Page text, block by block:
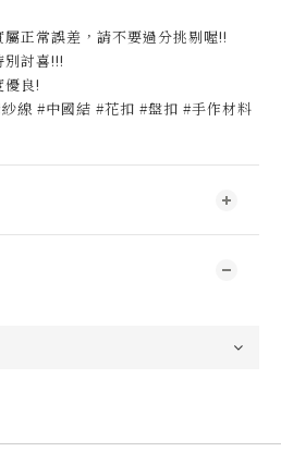
正常誤差，請不要過分挑剔喔!!
討喜!!!
良!
線 #中國結 #花扣 #盤扣 #手作材料